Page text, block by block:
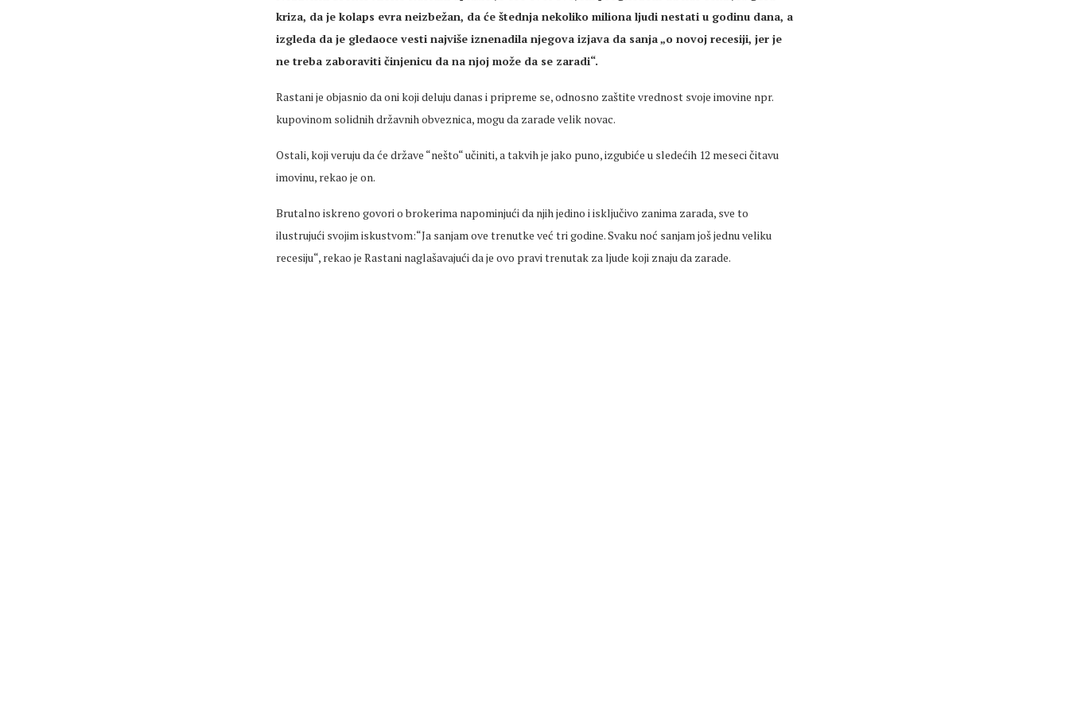
kriza, da je kolaps evra neizbežan, da će štednja nekoliko miliona ljudi nestati u godinu dana, a
izgleda da je gledaoce vesti najviše iznenadila njegova izjava da sanja „o novoj recesiji, jer je
ne treba zaboraviti činjenicu da na njoj može da se zaradi“.
Rastani je objasnio da oni koji deluju danas i pripreme se, odnosno zaštite vrednost svoje imovine npr.
kupovinom solidnih državnih obveznica, mogu da zarade velik novac.
Ostali, koji veruju da će države “nešto“ učiniti, a takvih je jako puno, izgubiće u sledećih 12 meseci čitavu
imovinu, rekao je on.
Brutalno iskreno govori o brokerima napominjući da njih jedino i isključivo zanima zarada, sve to
ilustrujući svojim iskustvom:“Ja sanjam ove trenutke već tri godine. Svaku noć sanjam još jednu veliku
recesiju“, rekao je Rastani naglašavajući da je ovo pravi trenutak za ljude koji znaju da zarade.